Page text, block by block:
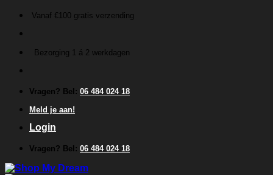
inhoud
Vanaf €100 gratis verzending
Bezorging 1 á 2 werkdagen
Vragen? Bel: 06 484 024 18
Meld je aan!
Login
Vragen? Bel: 06 484 024 18